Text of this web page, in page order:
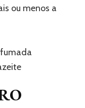
ou menos a